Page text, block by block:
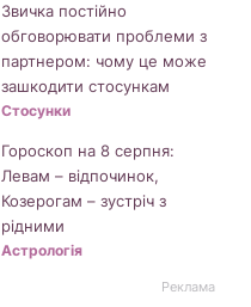
Звичка постійно
обговорювати проблеми з
партнером: чому це може
зашкодити стосункам
Стосунки
Гороскоп на 8 серпня:
Левам – відпочинок,
Козерогам – зустріч з
рідними
Астрологія
Реклама